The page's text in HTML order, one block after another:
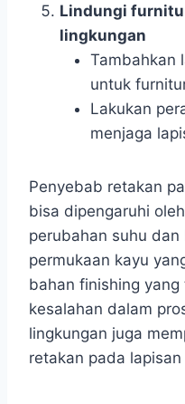
Lindungi
lingkungan
Tambahkan
untuk
Lakukan
menjaga
Penyebab retakan
bisa dipengaruhi
perubahan suhu
permukaan kayu
bahan finishing
kesalahan dalam
lingkungan juga
retakan pada